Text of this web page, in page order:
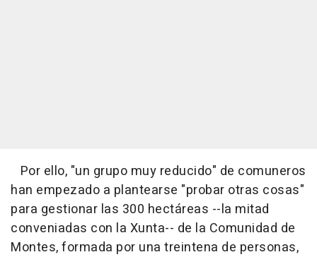
Por ello, "un grupo muy reducido" de comuneros
han empezado a plantearse "probar otras cosas"
para gestionar las 300 hectáreas --la mitad
conveniadas con la Xunta-- de la Comunidad de
Montes, formada por una treintena de personas,